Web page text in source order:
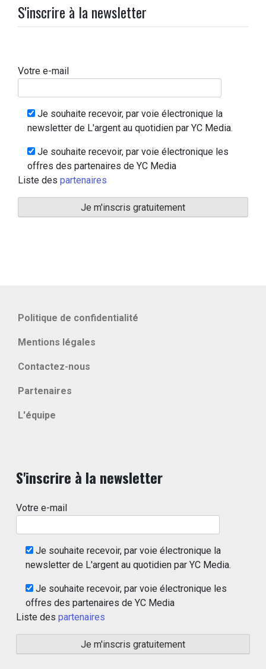
S'inscrire à la newsletter
Votre e-mail
Je souhaite recevoir, par voie électronique la
newsletter de L'argent au quotidien par YC Media.
Je souhaite recevoir, par voie électronique les
offres des partenaires de YC Media
Liste des partenaires
Politique de confidentialité
Mentions légales
Contactez-nous
Partenaires
L'équipe
S'inscrire à la newsletter
Votre e-mail
Je souhaite recevoir, par voie électronique la
newsletter de L'argent au quotidien par YC Media.
Je souhaite recevoir, par voie électronique les
offres des partenaires de YC Media
Liste des partenaires